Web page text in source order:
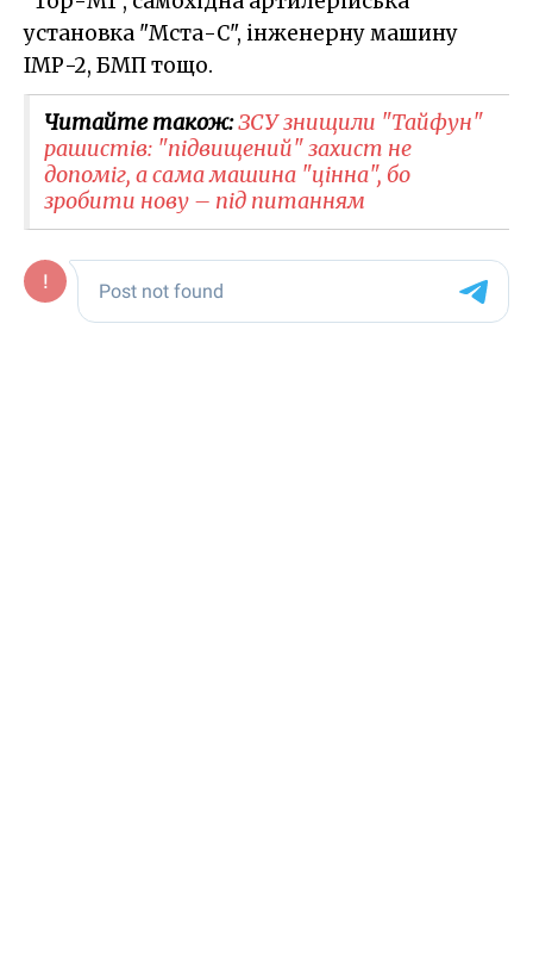
установка "Мста-С", інженерну машину
ІМР-2, БМП тощо.
Читайте також:ЗСУ знищили "Тайфун"
рашистів: "підвищений" захист не
допоміг, а сама машина "цінна", бо
зробити нову – під питанням